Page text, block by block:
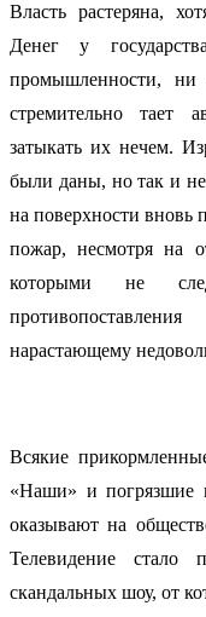
Власть растеряна,
Денег у
промышленности,
стремительно тает
затыкать их нечем.
были даны, но так и
на поверхности вновь
пожар, несмотря на
которыми не
нарастающему
Всякие
«Наши» и погрязшие
оказывают на
Телевидение стало
скандальных шоу, от